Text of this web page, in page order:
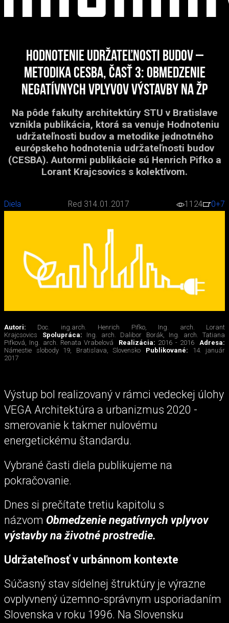
Hodnotenie udržateľnosti budov –
metodika CESBA, časť 3: Obmedzenie
negatívnych vplyvov výstavby na ŽP
Na pôde fakulty architektúry STU v Bratislave
vznikla publikácia, ktorá sa venuje Hodnoteniu
udržateľnosti budov a metodike jednotného
európskeho hodnotenia udržateľnosti budov
(CESBA). Autormi publikácie sú Henrich Pifko a
Lorant Krajcsovics s kolektívom.
Diela Red 314.01.2017 1124 0+7
Autori: Doc. ing.arch. Henrich Pifko, Ing. arch. Lorant
Krajcsovics
Spolupráca: Ing. arch. Dalibor Borák, Ing. arch. Tatiana
Pifková, Ing. arch. Renata Vrabelová
Realizácia: 2016 - 2016
Adresa:
Námestie slobody 19, Bratislava, Slovensko
Publikované: 14. január
2017
Výstup bol realizovaný v rámci vedeckej úlohy
VEGA Architektúra a urbanizmus 2020 -
smerovanie k takmer nulovému
energetickému štandardu.
Vybrané časti diela publikujeme na
pokračovanie.
Dnes si prečítate tretiu kapitolu s
názvom Obmedzenie negatívnych vplyvov
výstavby na životné prostredie.
Udržateľnosť v urbánnom kontexte
Súčasný stav sídelnej štruktúry je výrazne
ovplyvnený územno-správnym usporiadaním
Slovenska v roku 1996. Na Slovensku